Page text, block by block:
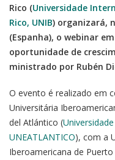
Rico (Universidade
Rico, UNIB) organizará,
(Espanha), o webinar
oportunidade de
ministrado por Rubén
O evento é realizado em
Universitária
del Atlántico (
UNEATLANTICO), com a
Iberoamericana de Puerto